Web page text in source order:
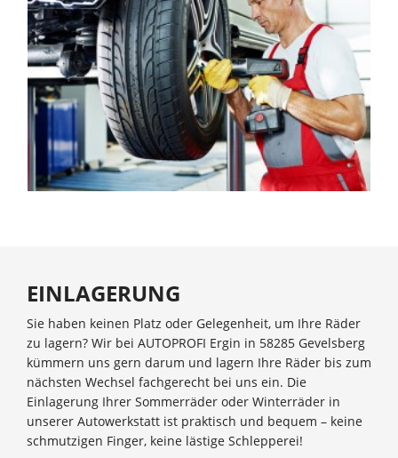
EINLAGERUNG
Sie haben keinen Platz oder Gelegenheit, um Ihre Räder
zu lagern? Wir bei AUTOPROFI Ergin in 58285 Gevelsberg
kümmern uns gern darum und lagern Ihre Räder bis zum
nächsten Wechsel fachgerecht bei uns ein. Die
Einlagerung Ihrer Sommerräder oder Winterräder in
unserer Autowerkstatt ist praktisch und bequem – keine
schmutzigen Finger, keine lästige Schlepperei!